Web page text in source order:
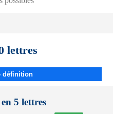
lettres
définition
5 lettres